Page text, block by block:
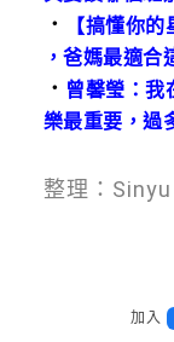
．
【搞懂你
，爸媽最適合
． 曾馨瑩：我
樂最重要，過
整理：
加入